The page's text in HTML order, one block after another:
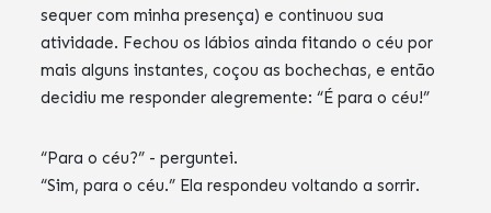
sequer com minha presença) e continuou sua
atividade. Fechou os lábios ainda fitando o céu por
mais alguns instantes, coçou as bochechas, e então
decidiu me responder alegremente: “É para o céu!”
“Para o céu?” - perguntei.
“Sim, para o céu.” Ela respondeu voltando a sorrir.